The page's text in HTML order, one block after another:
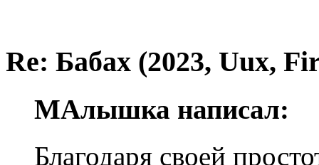
Re: Бабах (2023, Uux,
МАлышка написал:
Благодаря своей